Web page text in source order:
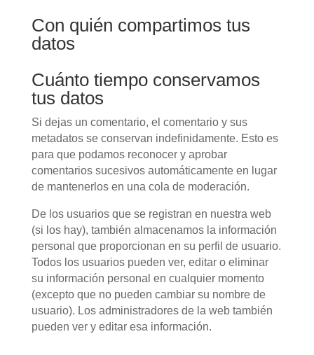
Con quién compartimos tus
datos
Cuánto tiempo conservamos
tus datos
Si dejas un comentario, el comentario y sus
metadatos se conservan indefinidamente. Esto es
para que podamos reconocer y aprobar
comentarios sucesivos automáticamente en lugar
de mantenerlos en una cola de moderación.
De los usuarios que se registran en nuestra web
(si los hay), también almacenamos la información
personal que proporcionan en su perfil de usuario.
Todos los usuarios pueden ver, editar o eliminar
su información personal en cualquier momento
(excepto que no pueden cambiar su nombre de
usuario). Los administradores de la web también
pueden ver y editar esa información.